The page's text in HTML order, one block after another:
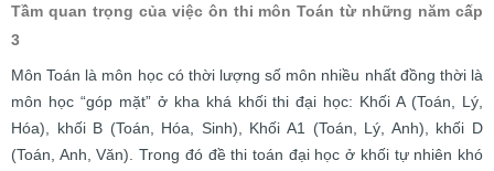
Tầm quan trọng của việc ôn thi môn Toán từ những năm cấp
3
Môn Toán là môn học có thời lượng số môn nhiều nhất đồng thời là
môn học “góp mặt” ở kha khá khối thi đại học: Khối A (Toán, Lý,
Hóa), khối B (Toán, Hóa, Sinh), Khối A1 (Toán, Lý, Anh), khối D
(Toán, Anh, Văn). Trong đó đề thi toán đại học ở khối tự nhiên khó